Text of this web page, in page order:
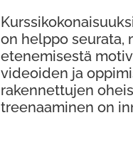
on helppo seurata,
etenemisestä
videoiden ja
rakennettujen
treenaaminen on